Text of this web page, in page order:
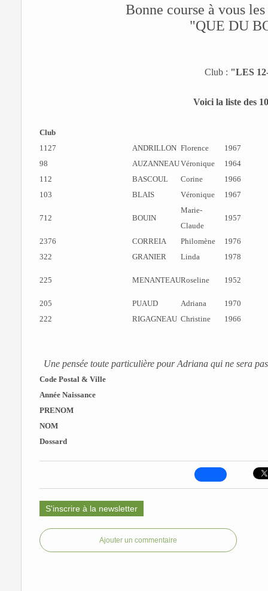
Bonne course à vous
"QUE DU
Club : "LES
Voici la liste des
Club
1127
ANDRILLON Florence
1967
98
AUZANNEAUVéronique
1964
112
BASCOUL Corine
1966
103
BLAIS Véronique 1967
712 BOUIN
Marie-
Claude
1957
2376 CORREIA Philomène
1976
322
GRANIER Linda 1978
225 MENANTEAURoseline 1952
205 PUAUD Adriana
1970
222
RIGAGNEAU Christine 1966
Une pensée toute particulière pour Adriana qui ne sera
Code Postal & Ville
Année Naissance
PRENOM
NOM
Dossard
S'inscrire à la newsletter
Ajouter un commentaire